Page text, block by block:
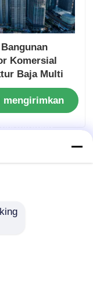
Komersial
Baja Multi
Prefab
mengirimkan
permintaan